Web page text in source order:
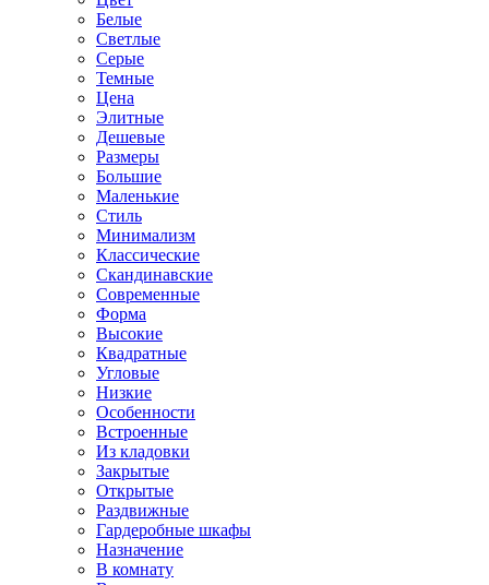
Белые
Светлые
Серые
Темные
Цена
Элитные
Дешевые
Размеры
Большие
Маленькие
Стиль
Минимализм
Классические
Скандинавские
Современные
Форма
Высокие
Квадратные
Угловые
Низкие
Особенности
Встроенные
Из кладовки
Закрытые
Открытые
Раздвижные
Гардеробные шкафы
Назначение
В комнату